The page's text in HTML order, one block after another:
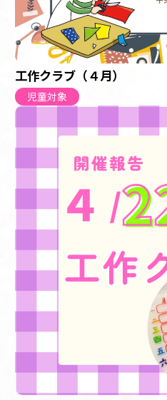
工作クラブ（４月）
児童対象